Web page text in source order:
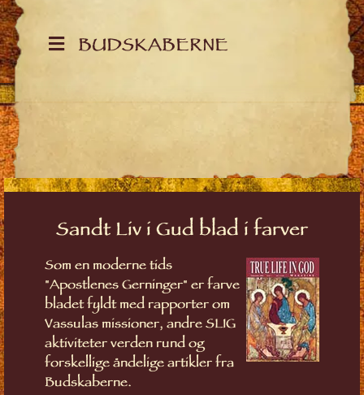
BUDSKABERNE
Sandt Liv i Gud blad i farver
Som en moderne tids
"Apostlenes Gerninger" er farve
bladet fyldt med rapporter om
Vassulas missioner, andre SLIG
aktiviteter verden rund og
forskellige åndelige artikler fra
Budskaberne.